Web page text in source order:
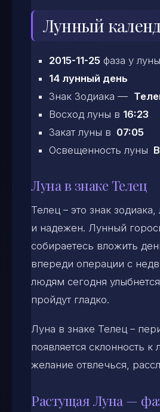
Лунный
2015-11-25 фаза у
14 лунный день
Знак Зодиака —
Восход луны в 16:23
Закат луны в 07:05
Освещенность луны
Луна в знаке Телец
Телец – это знак
и надежен. Лунный
собираетесь вложить
впереди операции с
людям сегодня
пройдут гладко.
Луна в знаке Телец –
появляется склонность
желание отвлечься,
Растущая Луна —